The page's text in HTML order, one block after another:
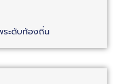
ระดับท้องถิ่น